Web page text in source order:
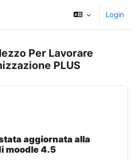
Login
Per Lavorare
PLUS
aggiornata alla
moodle 4.5